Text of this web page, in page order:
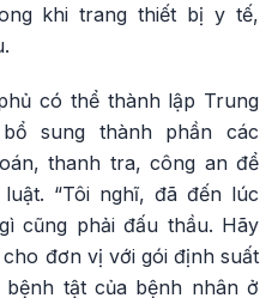
khi trang thiết bị y tế,
có thể thành lập Trung
sung thành phần các
thanh tra, công an để
“Tôi nghĩ, đã đến lúc
cũng phải đấu thầu. Hãy
đơn vị với gói định suất
tật của bệnh nhân ở